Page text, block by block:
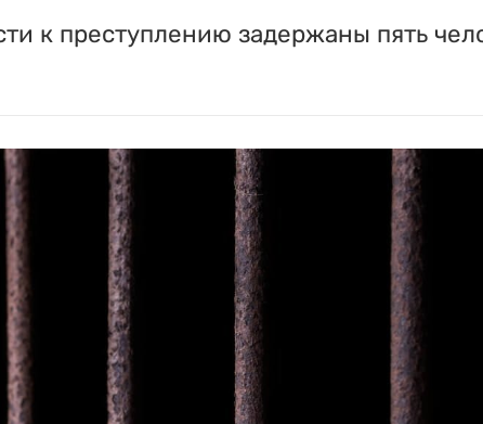
к преступлению задержаны пять